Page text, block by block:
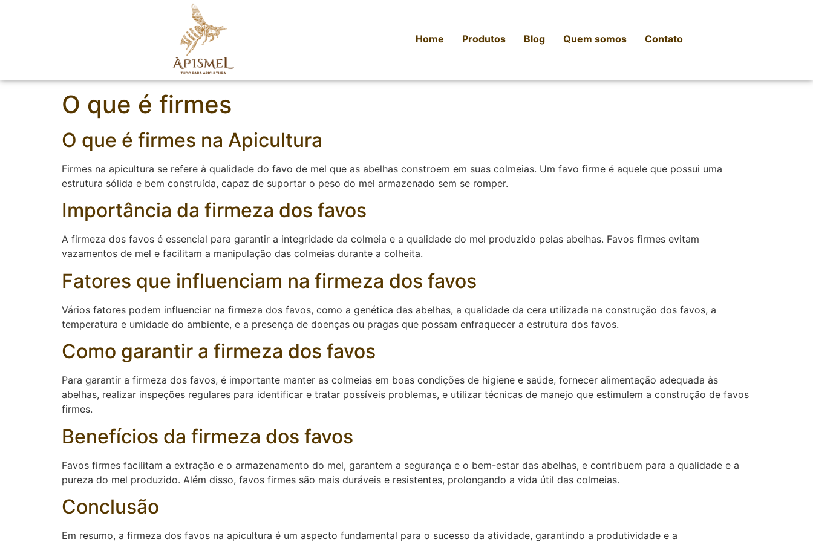
Home Produtos Blog Quem somos Contato
O que é firmes
O que é firmes na Apicultura
Firmes na apicultura se refere à qualidade do favo de mel que as abelhas constroem em suas colmeias. Um favo firme é aquele que possui uma
estrutura sólida e bem construída, capaz de suportar o peso do mel armazenado sem se romper.
Importância da firmeza dos favos
A firmeza dos favos é essencial para garantir a integridade da colmeia e a qualidade do mel produzido pelas abelhas. Favos firmes evitam
vazamentos de mel e facilitam a manipulação das colmeias durante a colheita.
Fatores que influenciam na firmeza dos favos
Vários fatores podem influenciar na firmeza dos favos, como a genética das abelhas, a qualidade da cera utilizada na construção dos favos, a
temperatura e umidade do ambiente, e a presença de doenças ou pragas que possam enfraquecer a estrutura dos favos.
Como garantir a firmeza dos favos
Para garantir a firmeza dos favos, é importante manter as colmeias em boas condições de higiene e saúde, fornecer alimentação adequada às
abelhas, realizar inspeções regulares para identificar e tratar possíveis problemas, e utilizar técnicas de manejo que estimulem a construção de favos
firmes.
Benefícios da firmeza dos favos
Favos firmes facilitam a extração e o armazenamento do mel, garantem a segurança e o bem-estar das abelhas, e contribuem para a qualidade e a
pureza do mel produzido. Além disso, favos firmes são mais duráveis e resistentes, prolongando a vida útil das colmeias.
Conclusão
Em resumo, a firmeza dos favos na apicultura é um aspecto fundamental para o sucesso da atividade, garantindo a produtividade e a